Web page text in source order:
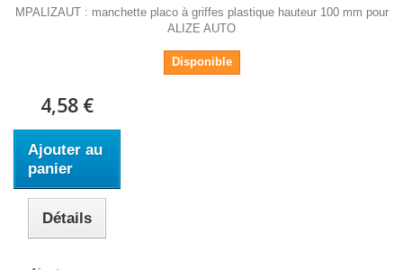
MPALIZAUT : manchette placo à griffes plastique hauteur 100 mm pour
ALIZE AUTO
Disponible
4,58 €
Ajouter au
panier
Détails